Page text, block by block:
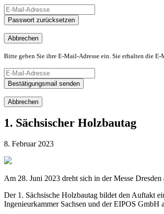
Passwort zurücksetzen
Abbrechen
Bitte geben Sie ihre E-Mail-Adresse ein. Sie erhalten die
Bestätigungsmail senden
Abbrechen
1. Sächsischer Holzbautag
8. Februar 2023
Am 28. Juni 2023 dreht sich in der Messe
Der 1. Sächsische Holzbautag bildet den Auftakt
Ingenieurkammer Sachsen und der EIPOS GmbH